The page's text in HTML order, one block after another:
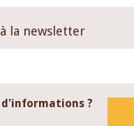
la newsletter
d'informations ?